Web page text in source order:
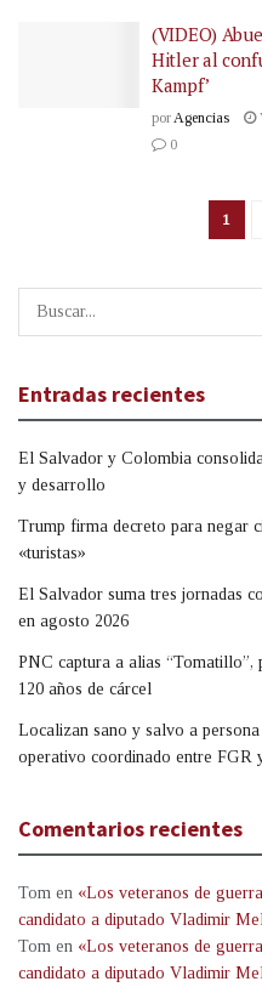
(VIDEO)
Hitler al
Kampf’
por Agencias
0
1
Entradas recientes
El Salvador y Colombia
y desarrollo
Trump firma decreto para negar
«turistas»
El Salvador suma tres jornadas
en agosto 2026
PNC captura a alias
120 años de cárcel
Localizan sano y salvo a
operativo coordinado entre FGR
Comentarios recientes
Tom en «Los veteranos de
candidato a diputado Vladimir
Tom en «Los veteranos de
candidato a diputado Vladimir